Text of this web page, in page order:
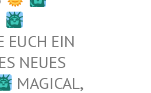
EUCH EIN
NEUES
MAGICAL,